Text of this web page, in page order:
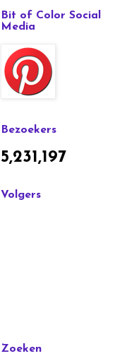
Bit of Color Social
Media
Bezoekers
5,231,197
Volgers
Zoeken